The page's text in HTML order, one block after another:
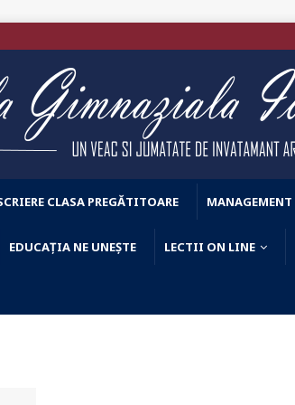
CLASA PREGĂTITOARE MANAGEMENT
EDUCAȚIA NE UNEȘTE LECTII ON LINE